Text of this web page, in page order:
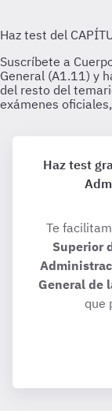
Haz test
Te
Superior
General de
que